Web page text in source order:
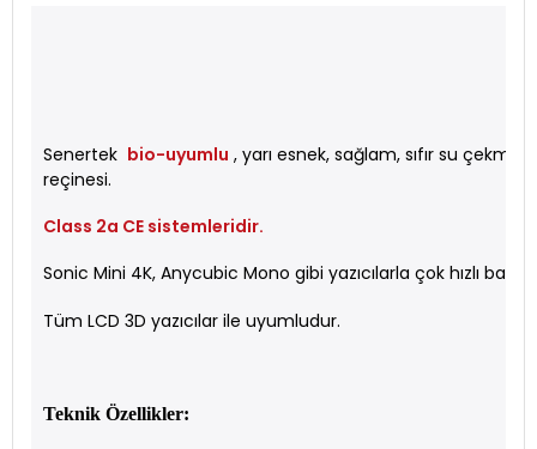
Senertek bio-uyumlu , yarı esnek, sağlam, sıfır su
reçinesi.
Class 2a CE sistemleridir.
Sonic Mini 4K, Anycubic Mono gibi yazıcılarla çok hızlı baskı
Tüm LCD 3D yazıcılar ile uyumludur.
Teknik Özellikler: